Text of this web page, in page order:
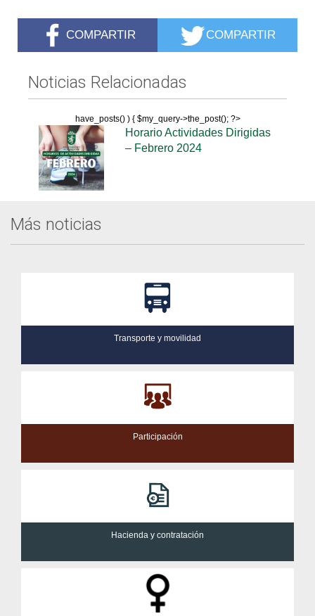
COMPARTIR COMPARTIR
Noticias Relacionadas
have_posts() ) { $my_query->the_post(); ?>
Horario Actividades Dirigidas
– Febrero 2024
Más noticias
Transporte y movilidad
Participación
Hacienda y contratación